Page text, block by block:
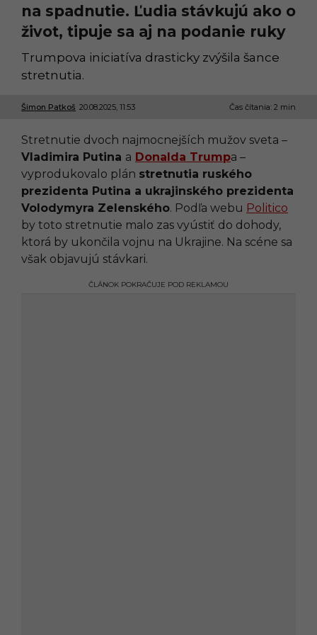
na spadnutie. Ľudia stávkujú ako o
život, tipuje sa aj na podanie ruky
Trumpova iniciatíva drasticky zvýšila šance
stretnutia.
Šimon Patkoš 20.08.2025, 11:53
2
0
2
0
2
5
1
:
5
Čas čítania: 2 min
Stretnutie dvoch najmocnejších mužov sveta –
Vladimira Putina a Donalda Trumpa –
vyprodukovalo plán stretnutia ruského
prezidenta Putina a ukrajinského prezidenta
Volodymyra Zelenského. Podľa webu Politico
by toto stretnutie malo zas vyústiť do dohody,
ktorá by ukončila vojnu na Ukrajine. Na scéne sa
však objavujú stávkari.
ČLÁNOK POKRAČUJE POD REKLAMOU